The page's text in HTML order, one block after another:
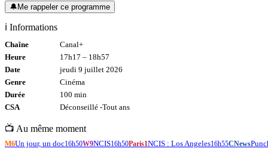
🔔Me rappeler ce programme
ℹ️ Informations
Chaîne
Canal+
Heure
17h17 – 18h57
Date
jeudi 9 juillet 2026
Genre
Cinéma
Durée
100 min
CSA
Déconseillé -Tout ans
📺 Au même moment
M6Un jour, un doc16h50W9NCIS16h50Paris1NCIS : Los Angeles16h55CNews